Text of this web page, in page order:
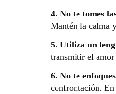
4. No te tomes
Mantén la calma
5. Utiliza un
transmitir el amor
6. No te
confrontación. En